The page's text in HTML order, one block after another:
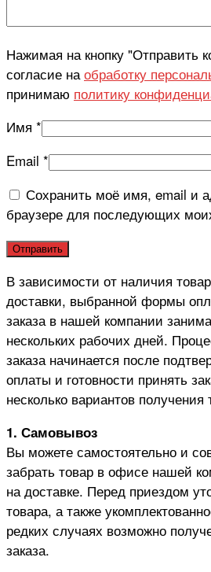
Нажимая на кнопку "Отправить
согласие на обработку
принимаю политику
Имя *
Email *
Сохранить моё имя, email и
браузере для последующих
В зависимости от наличия
доставки, выбранной формы
заказа в нашей компании
нескольких рабочих дней.
заказа начинается после
оплаты и готовности принять
несколько вариантов получения
1. Самовывоз
Вы можете самостоятельно и
забрать товар в офисе нашей
на доставке. Перед приездом
товара, а также
редких случаях возможно
заказа.